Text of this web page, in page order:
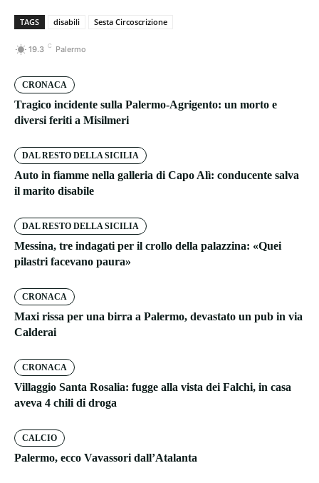
TAGS disabili Sesta Circoscrizione
19.3 C Palermo
CRONACA
Tragico incidente sulla Palermo-Agrigento: un morto e
diversi feriti a Misilmeri
DAL RESTO DELLA SICILIA
Auto in fiamme nella galleria di Capo Alì: conducente salva
il marito disabile
DAL RESTO DELLA SICILIA
Messina, tre indagati per il crollo della palazzina: «Quei
pilastri facevano paura»
CRONACA
Maxi rissa per una birra a Palermo, devastato un pub in via
Calderai
CRONACA
Villaggio Santa Rosalia: fugge alla vista dei Falchi, in casa
aveva 4 chili di droga
CALCIO
Palermo, ecco Vavassori dall’Atalanta